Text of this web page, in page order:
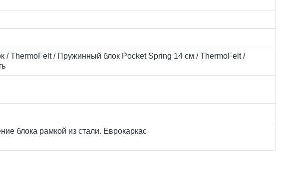
/ ThermoFelt / Пружинный блок Pocket Spring 14 см / ThermoFelt /
блока рамкой из стали. Еврокаркас